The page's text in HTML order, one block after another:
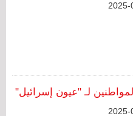
لـ "عيون إسرائيل"